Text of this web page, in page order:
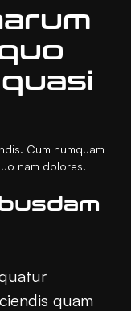
Cum numquam
nam dolores.
quam